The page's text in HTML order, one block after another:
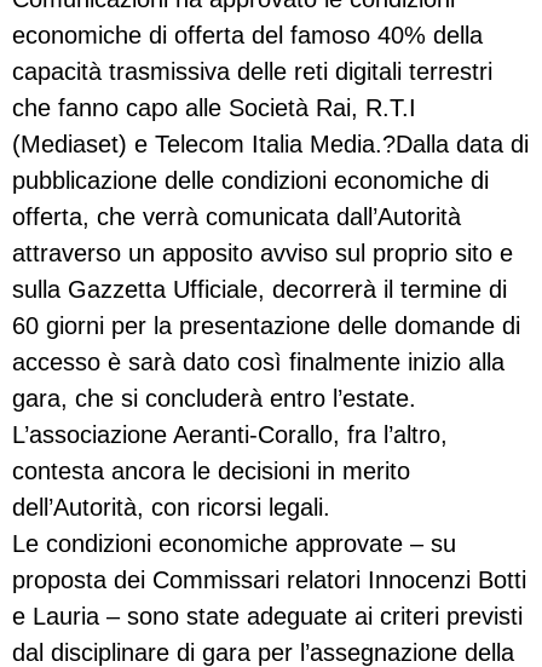
economiche di offerta del famoso 40% della
capacità trasmissiva delle reti digitali terrestri
che fanno capo alle Società Rai, R.T.I
(Mediaset) e Telecom Italia Media.?Dalla data di
pubblicazione delle condizioni economiche di
offerta, che verrà comunicata dall’Autorità
attraverso un apposito avviso sul proprio sito e
sulla Gazzetta Ufficiale, decorrerà il termine di
60 giorni per la presentazione delle domande di
accesso è sarà dato così finalmente inizio alla
gara, che si concluderà entro l’estate.
L’associazione Aeranti-Corallo, fra l’altro,
contesta ancora le decisioni in merito
dell’Autorità, con ricorsi legali.
Le condizioni economiche approvate – su
proposta dei Commissari relatori Innocenzi Botti
e Lauria – sono state adeguate ai criteri previsti
dal disciplinare di gara per l’assegnazione della